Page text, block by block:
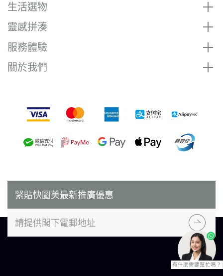
生活選物
靈感拼湊
服務體驗
關於我們
付款方式
緊貼快圖美最新推廣優惠
有什麼需要幫忙嗎？